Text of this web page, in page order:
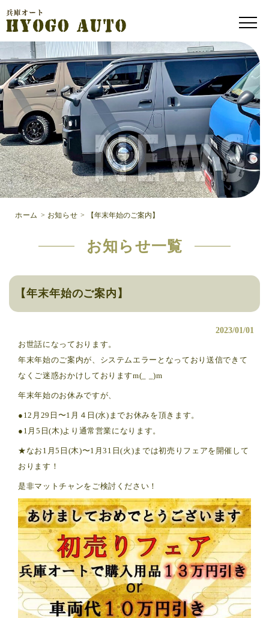
ホーム > お知らせ > 【年末年始のご案内】
お知らせ一覧
【年末年始のご案内】
2023/01/01
お世話になっております。
年末年始のご案内が、システムエラーとなっており送信できて
なくご迷惑おかけしておりますm(_ _)m
年末年始のお休みですが、
●12月29日〜1月４日(水)までお休みを頂きます。
●1月5日(木)より通常営業になります。
★なお1月5日(木)〜1月31日(火)までは初売りフェアを開催して
おります！
是非マットチャンをご検討ください！